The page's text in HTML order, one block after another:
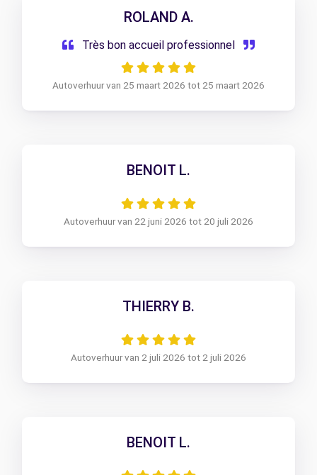
ROLAND A.
Très bon accueil professionnel
Autoverhuur van 25 maart 2026 tot 25 maart 2026
BENOIT L.
Autoverhuur van 22 juni 2026 tot 20 juli 2026
THIERRY B.
Autoverhuur van 2 juli 2026 tot 2 juli 2026
BENOIT L.